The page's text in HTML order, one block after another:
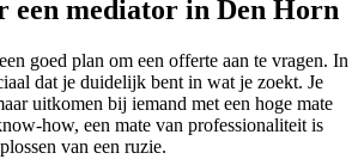
een mediator in Den Horn
goed plan om een offerte aan te vragen. In
dat je duidelijk bent in wat je zoekt. Je
uitkomen bij iemand met een hoge mate
how, een mate van professionaliteit is
van een ruzie.